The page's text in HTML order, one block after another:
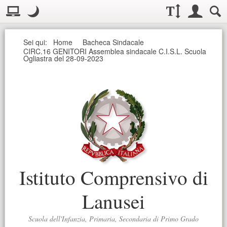
Visualizzazione:
Layout normale. Passa alla modalità desktop
Modo notte
Modo notte: questa modalità imposta un basso contrasto.
Casella
Dimensioni testo:
Accesso
Seguici
Sei qui: Home
Bacheca Sindacale
CIRC.16 GENITORI Assemblea sindacale C.I.S.L. Scuola
Ogliastra del 28-09-2023
Istituto Comprensivo di
Lanusei
Scuola dell'Infanzia, Primaria, Secondaria di Primo Grado